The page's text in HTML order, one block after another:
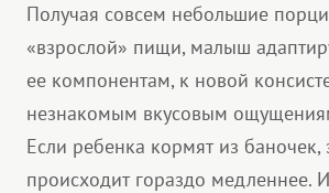
Получая совсем небольшие
«взрослой» пищи, малыш
ее компонентам, к новой
незнакомым вкусовым
Если ребенка кормят из баночек,
происходит гораздо медленнее.